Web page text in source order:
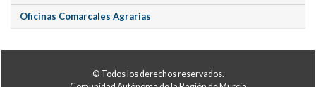
Oficinas Comarcales Agrarias
© Todos los derechos reservados.